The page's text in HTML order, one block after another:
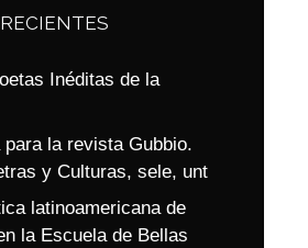
Inéditas de la
la revista Gubbio.
y Culturas, sele, unt
latinoamericana de
la Escuela de Bellas